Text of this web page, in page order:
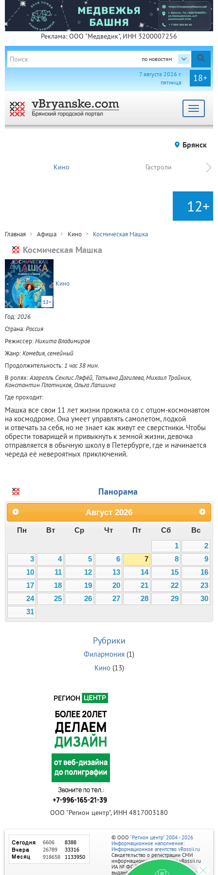
Реклама: ООО "Медведик", ИНН 3200007256
по новостям
18+
7 августа 2026 г.
пятница
Toggle
Брянск
Кино Гастроли
12+
Главная Афиша Кино Космическая Машка
Космическая Машка
12+
Кино
Год:2026
Страна:Россия
Режиссер:Никита Владимиров
Жанр:Комедия, семейный
Продолжительность: 1 час 38 мин.
В ролях:Азарелль Сенлис Ляфёй, Татьяна Догилева, Михаил Тройник,
Константин Плотников, Ольга Лапшина
Где проходит:
Машка все свои 11 лет жизни прожила со с отцом-космонавтом
на космодроме. Она умеет управлять самолетом, лодкой
и отвечать за себя, но не знает как живут ее сверстники. Чтобы
обрести товарищей и привыкнуть к земной жизни, девочка
отправляется в обычную школу в Петербурге, где и начинается
череда её невероятных приключений.
Панорама
Август 2026
Пн Вт Ср Чт Пт Сб
Вс
1
2
3
4 5 6 7 8
9
10
11 12 13 14 15
16
17
18 19 20 21 22
23
24
25 26 27 28 29
30
31
Рубрики
Филармония (1)
Кино(13)
ООО "Регион центр", ИНН 4817003180
© ООО "Регион центр" 2004 - 2026
Информационное наполнение:
Информационное агентство vRossii.ru
Свидетельство о регистрации СМИ
информационного агентства vRossii.ru
ИА № ФС 77‑35502
выдано РОСКОМНАДЗОРом 04 марта